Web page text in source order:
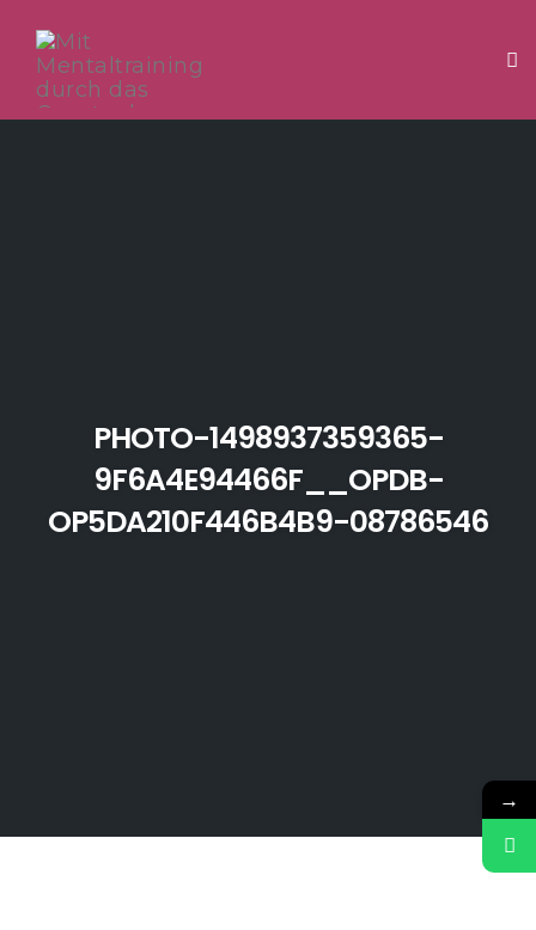
PHOTO-1498937359365-
9F6A4E94466F__OPDB-
OP5DA210F446B4B9-08786546
→